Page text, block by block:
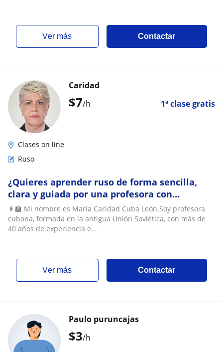
ver más Contactar
$7/h 1ª clase gratis
Caridad
Clases on line
Ruso
¿Quieres aprender ruso de forma sencilla,
clara y guiada por una profesora con
experiencia real?
👩‍🏫 Mi nombre es María Caridad Cuba León.Soy profesora
cubana, formada en la antigua Unión Soviética, con más de
40 años de experiencia e...
ver más Contactar
$3/h
Paulo puruncajas